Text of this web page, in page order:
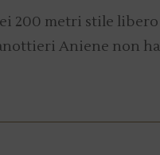
200 metri stile
Aniene non ha